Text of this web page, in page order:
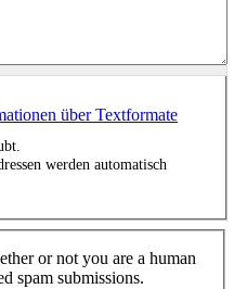
über Textformate
werden automatisch
or not you are a human
spam submissions.